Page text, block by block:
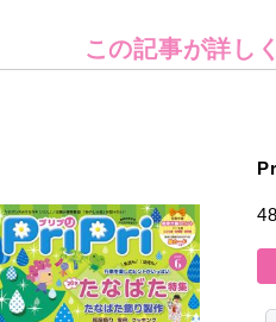
この記事が詳しく